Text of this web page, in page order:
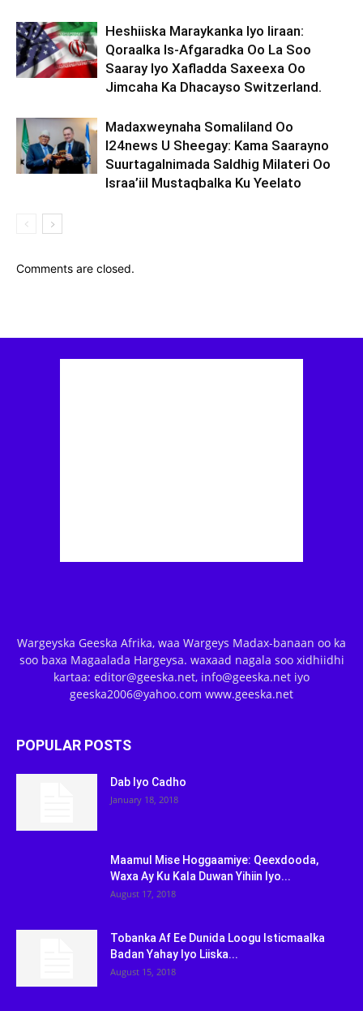
Heshiiska Maraykanka Iyo Iiraan:
Qoraalka Is-Afgaradka Oo La Soo
Saaray Iyo Xafladda Saxeexa Oo
Jimcaha Ka Dhacayso Switzerland.
Madaxweynaha Somaliland Oo
I24news U Sheegay: Kama Saarayno
Suurtagalnimada Saldhig Milateri Oo
Israa’iil Mustaqbalka Ku Yeelato
Comments are closed.
Wargeyska Geeska Afrika, waa Wargeys Madax-banaan oo ka
soo baxa Magaalada Hargeysa. waxaad nagala soo xidhiidhi
kartaa: editor@geeska.net, info@geeska.net iyo
geeska2006@yahoo.com www.geeska.net
POPULAR POSTS
Dab Iyo Cadho
January 18, 2018
Maamul Mise Hoggaamiye: Qeexdooda,
Waxa Ay Ku Kala Duwan Yihiin Iyo...
August 17, 2018
Tobanka Af Ee Dunida Loogu Isticmaalka
Badan Yahay Iyo Liiska...
August 15, 2018